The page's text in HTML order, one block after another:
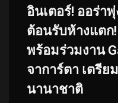
อินเตอร์! ออร่า
ต้อนรับห้างแตก
พร้อมร่วมงาน
จาการ์ตา เตรีย
นานาชาติ